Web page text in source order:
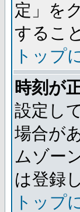
定」を
するこ
トップ
時刻が
設定し
場合が
ムゾー
は登録
トップ